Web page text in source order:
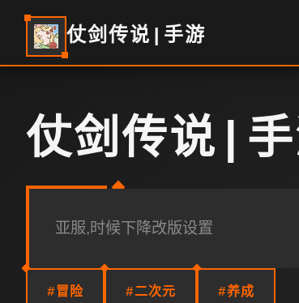
仗剑传说|手游
仗剑传说|
亚服,时候下降改版设置
#冒险 #二次元 #养成